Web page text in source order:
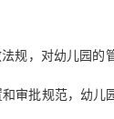
规，对幼儿园的
审批规范，幼儿